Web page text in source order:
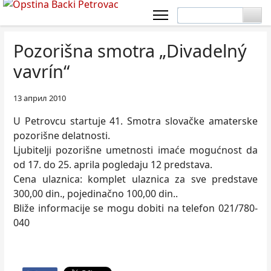
Pozorišna smotra „Divadelný
vavrín“
13 април 2010
U Petrovcu startuje 41. Smotra slovačke amaterske
pozorišne delatnosti.
Ljubitelji pozorišne umetnosti imaće mogućnost da
od 17. do 25. aprila pogledaju 12 predstava.
Cena ulaznica: komplet ulaznica za sve predstave
300,00 din., pojedinačno 100,00 din..
Bliže informacije se mogu dobiti na telefon 021/780-
040